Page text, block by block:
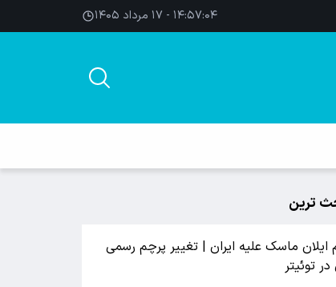
۱۴:۵۷:۰۴ - ۱۷ مرداد ۱۴۰۵
ترین
ایلان ماسک علیه ایران | تغییر پرچم رسمی
در توئیتر